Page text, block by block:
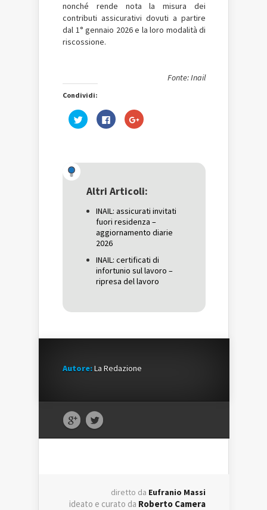
nonché rende nota la misura dei
contributi assicurativi dovuti a partire
dal 1° gennaio 2026 e la loro modalità di
riscossione.
Fonte: Inail
Condividi:
Fai
clic
una
nuova
Fai
clic
nuova
finestra)
Fai
clic
una
nuova
Altri Articoli:
INAIL: assicurati invitati
fuori residenza –
aggiornamento diarie
2026
INAIL: certificati di
infortunio sul lavoro –
ripresa del lavoro
Autore:La Redazione
diretto da Eufranio Massi
ideato e curato da Roberto Camera